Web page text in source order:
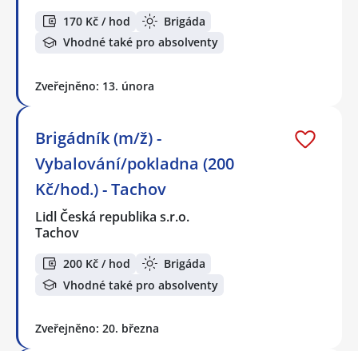
170 Kč / hod
Brigáda
Vhodné také pro absolventy
Zveřejněno: 13. února
Brigádník (m/ž) -
Vybalování/pokladna (200
Kč/hod.) - Tachov
Lidl Česká republika s.r.o.
Tachov
200 Kč / hod
Brigáda
Vhodné také pro absolventy
Zveřejněno: 20. března